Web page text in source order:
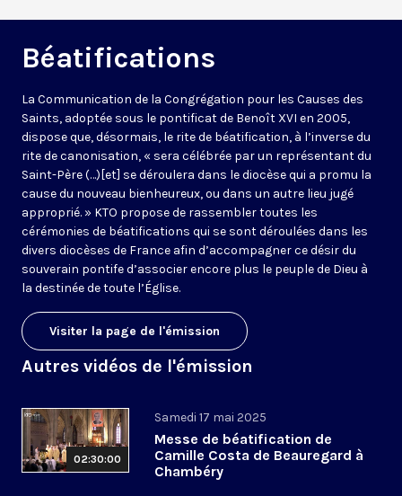
Béatifications
La Communication de la Congrégation pour les Causes des
Saints, adoptée sous le pontificat de Benoît XVI en 2005,
dispose que, désormais, le rite de béatification, à l’inverse du
rite de canonisation, « sera célébrée par un représentant du
Saint-Père (…)[et] se déroulera dans le diocèse qui a promu la
cause du nouveau bienheureux, ou dans un autre lieu jugé
approprié. » KTO propose de rassembler toutes les
cérémonies de béatifications qui se sont déroulées dans les
divers diocèses de France afin d’accompagner ce désir du
souverain pontife d’associer encore plus le peuple de Dieu à
la destinée de toute l’Église.
Visiter la page de l'émission
Autres vidéos de l'émission
02:30:00
Samedi 17 mai 2025
Messe de béatification de
Camille Costa de Beauregard à
Chambéry